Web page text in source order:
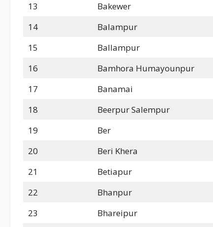
13
Bakewer
14
Balampur
15
Ballampur
16
Bamhora Humayounpur
17
Banamai
18
Beerpur Salempur
19
Ber
20
Beri Khera
21
Betiapur
22
Bhanpur
23
Bhareipur